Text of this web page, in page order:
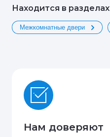
Находится в разделах
Межкомнатные двери
Нам доверяют